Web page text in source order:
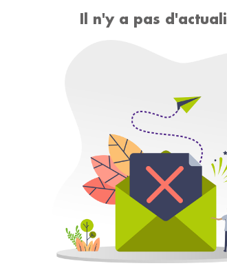
Il n'y a pas